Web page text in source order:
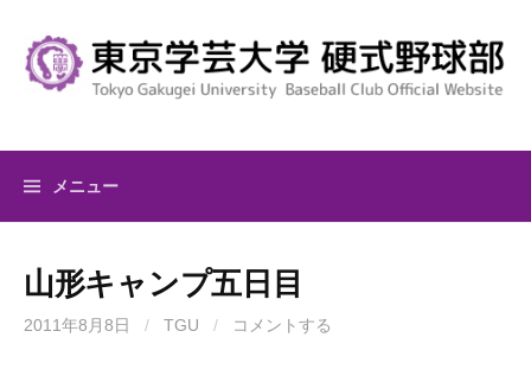
キ
メニュー
山形キャンプ五日目
2011年8月8日 / TGU / コメントする